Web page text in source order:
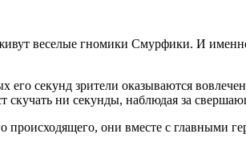
веселые гномики Смурфики. И
его секунд зрители оказываются
ни секунды, наблюдая за
происходящего, они вместе с главными